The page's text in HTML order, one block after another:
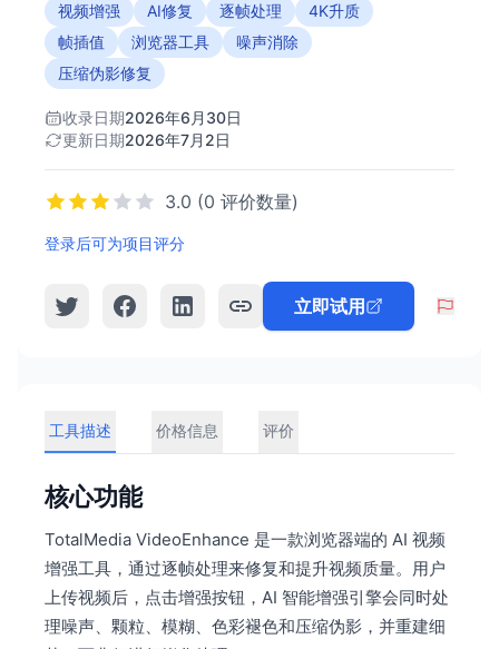
视频增强 AI修复 逐帧处理
4K升质
帧插值
浏览器工具
噪声消除
压缩伪影修复
收录日期2026年6月30日
更新日期2026年7月2日
3.0 (0 评价数量)
登录后可为项目评分
立即试用
工具描述 价格信息 评价
核心功能
TotalMedia VideoEnhance 是一款浏览器端的 AI 视频
增强工具，通过逐帧处理来修复和提升视频质量。用户
上传视频后，点击增强按钮，AI 智能增强引擎会同时处
理噪声、颗粒、模糊、色彩褪色和压缩伪影，并重建细